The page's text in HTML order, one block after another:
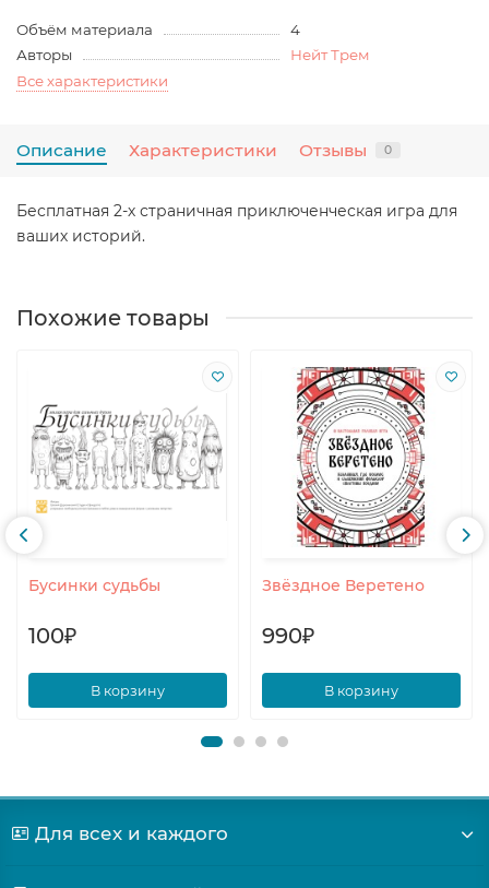
Объём материала
4
Авторы
Нейт Трем
Все характеристики
Описание Характеристики Отзывы 0
Бесплатная 2-х страничная приключенческая игра для
ваших историй.
Похожие товары
Бусинки судьбы
100₽
В корзину
Звёздное Веретено
990₽
В корзину
Для всех и каждого